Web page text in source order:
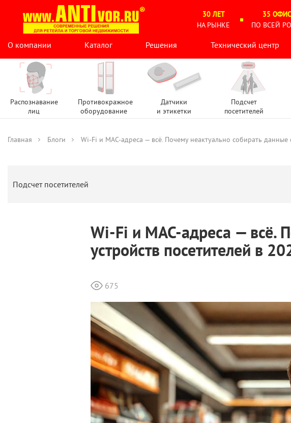
30 ЛЕТ
НА РЫНКЕ
35
ПО ВСЕЙ
О компании
Каталог Решения Технический центр
Распознавание
лиц
Противокражное
оборудование
Датчики
и этикетки
Подсчет
посетителей
Главная Блоги Wi-Fi и MAC-адреса — всё. Почему неактуально собирать данные
Подсчет посетителей
Wi-Fi и MAC-адреса — всё.
устройств посетителей в
675